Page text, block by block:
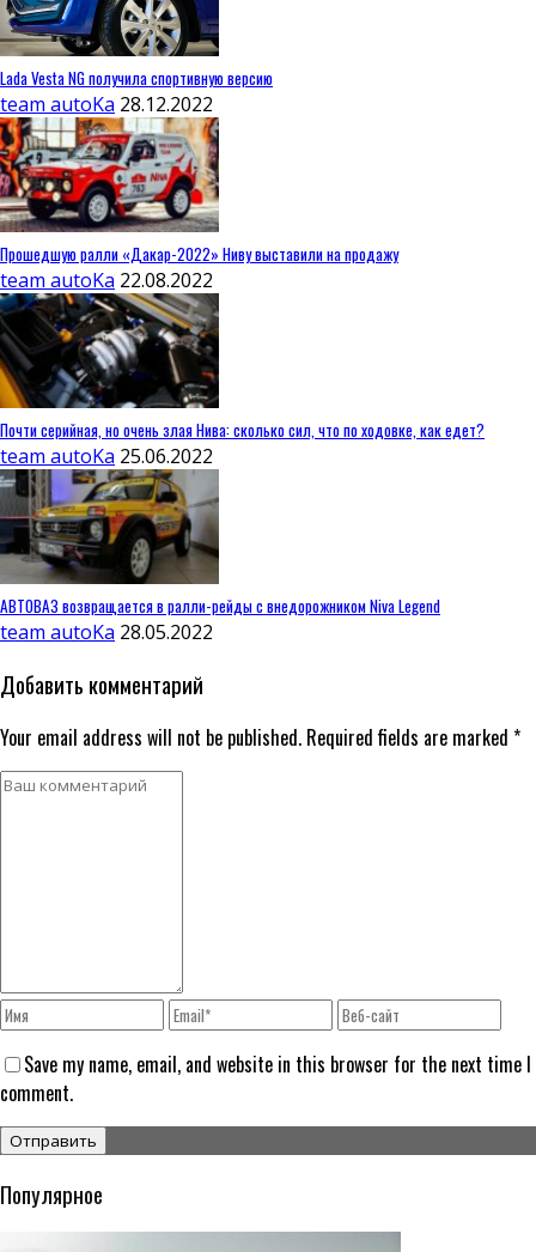
Lada Vesta NG получила спортивную версию
team autoKa 28.12.2022
Прошедшую ралли «Дакар-2022» Ниву выставили на продажу
team autoKa 22.08.2022
Почти серийная, но очень злая Нива: сколько сил, что по ходовке, как едет?
team autoKa 25.06.2022
АВТОВАЗ возвращается в ралли-рейды с внедорожником Niva Legend
team autoKa 28.05.2022
Добавить комментарий
Your email address will not be published. Required fields are marked *
Save my name, email, and website in this browser for the next time I
comment.
Популярное